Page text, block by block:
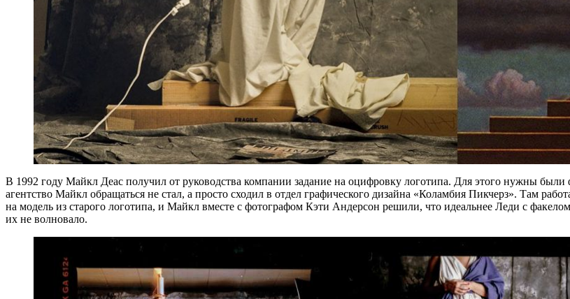
В 1992 году Майкл Деас получил от руководства компании задание на оцифровку логотипа. Для этого нужны
агентство Майкл обращаться не стал, а просто сходил в отдел графического дизайна «Коламбия Пикчерз». Там
на модель из старого логотипа, и Майкл вместе с фотографом Кэти Андерсон решили, что идеальнее Леди с
их не волновало.